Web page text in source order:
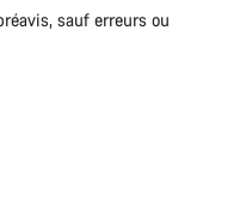
sauf erreurs ou